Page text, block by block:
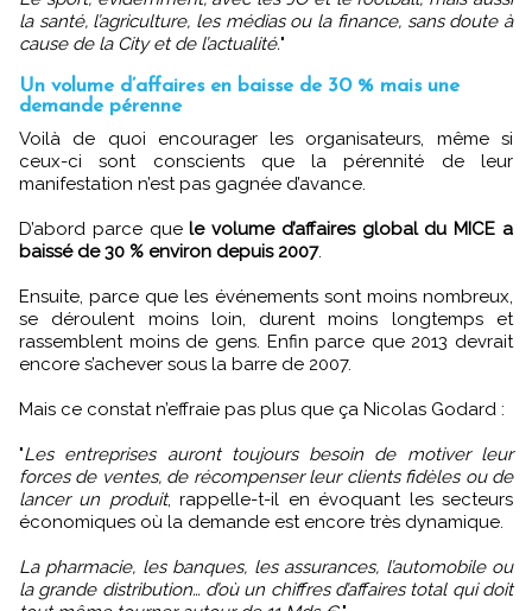
la santé, l’agriculture, les médias ou la finance, sans doute à
cause de la City et de l’actualité."
Un volume d’affaires en baisse de 30 % mais une
demande pérenne
Voilà de quoi encourager les organisateurs, même si
ceux-ci sont conscients que la pérennité de leur
manifestation n’est pas gagnée d’avance.
D’abord parce quele volume d’affaires global du MICE a
baissé de 30 % environ depuis 2007.
Ensuite, parce que les événements sont moins nombreux,
se déroulent moins loin, durent moins longtemps et
rassemblent moins de gens. Enfin parce que 2013 devrait
encore s’achever sous la barre de 2007.
Mais ce constat n’effraie pas plus que ça Nicolas Godard :
"Les entreprises auront toujours besoin de motiver leur
forces de ventes, de récompenser leur clients fidèles ou de
lancer un produit, rappelle-t-il en évoquant les secteurs
économiques où la demande est encore très dynamique.
La pharmacie, les banques, les assurances, l’automobile ou
la grande distribution… d’où un chiffres d’affaires total qui doit